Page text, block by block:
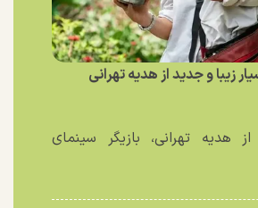
زیبا و جدید از هدیه تهرانی
از هدیه تهرانی، بازیگر سینمای